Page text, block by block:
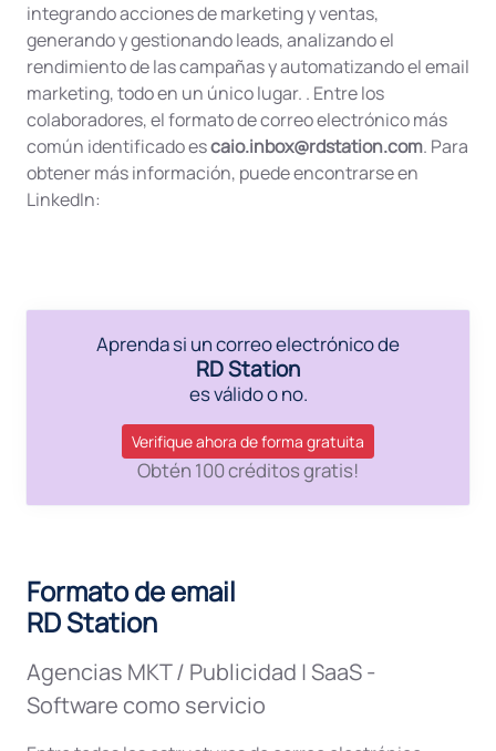
integrando acciones de marketing y ventas,
generando y gestionando leads, analizando el
rendimiento de las campañas y automatizando el email
marketing, todo en un único lugar. . Entre los
colaboradores, el formato de correo electrónico más
común identificado escaio.inbox@rdstation.com. Para
obtener más información, puede encontrarse en
LinkedIn:
Aprenda si un correo electrónico de
RD Station
es válido o no.
Verifique ahora de forma gratuita
Obtén 100 créditos gratis!
Formato de email
RD Station
Agencias MKT / Publicidad |SaaS -
Software como servicio